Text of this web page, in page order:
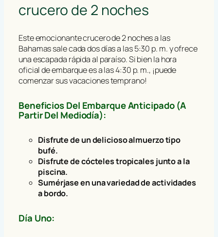
crucero de 2 noches
Este emocionante crucero de 2 noches a las
Bahamas sale cada dos días a las 5:30 p. m. y ofrece
una escapada rápida al paraíso. Si bien la hora
oficial de embarque es a las 4:30 p. m., ¡puede
comenzar sus vacaciones temprano!
Beneficios Del Embarque Anticipado (a
Partir Del Mediodía):
Disfrute de un delicioso almuerzo tipo
bufé.
Disfrute de cócteles tropicales junto a la
piscina.
Sumérjase en una variedad de actividades
a bordo.
Día Uno: